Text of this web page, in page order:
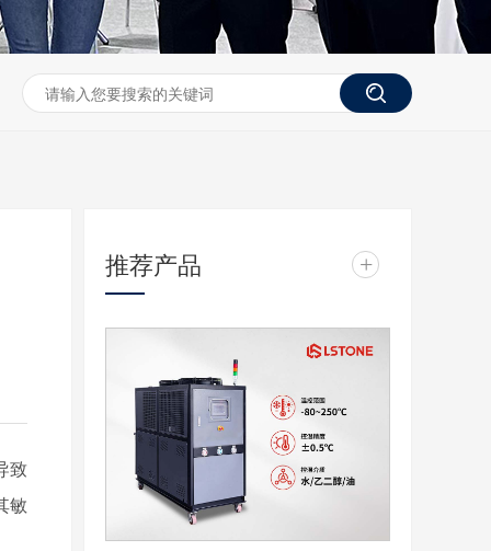
致
敏
推荐产品 +